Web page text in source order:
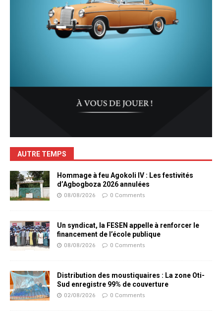
AUTRE TEMPS
Hommage à feu Agokoli IV : Les festivités
d’Agbogboza 2026 annulées
08/08/2026 0 Comments
Un syndicat, la FESEN appelle à renforcer le
financement de l’école publique
08/08/2026 0 Comments
Distribution des moustiquaires : La zone Oti-
Sud enregistre 99% de couverture
02/08/2026 0 Comments